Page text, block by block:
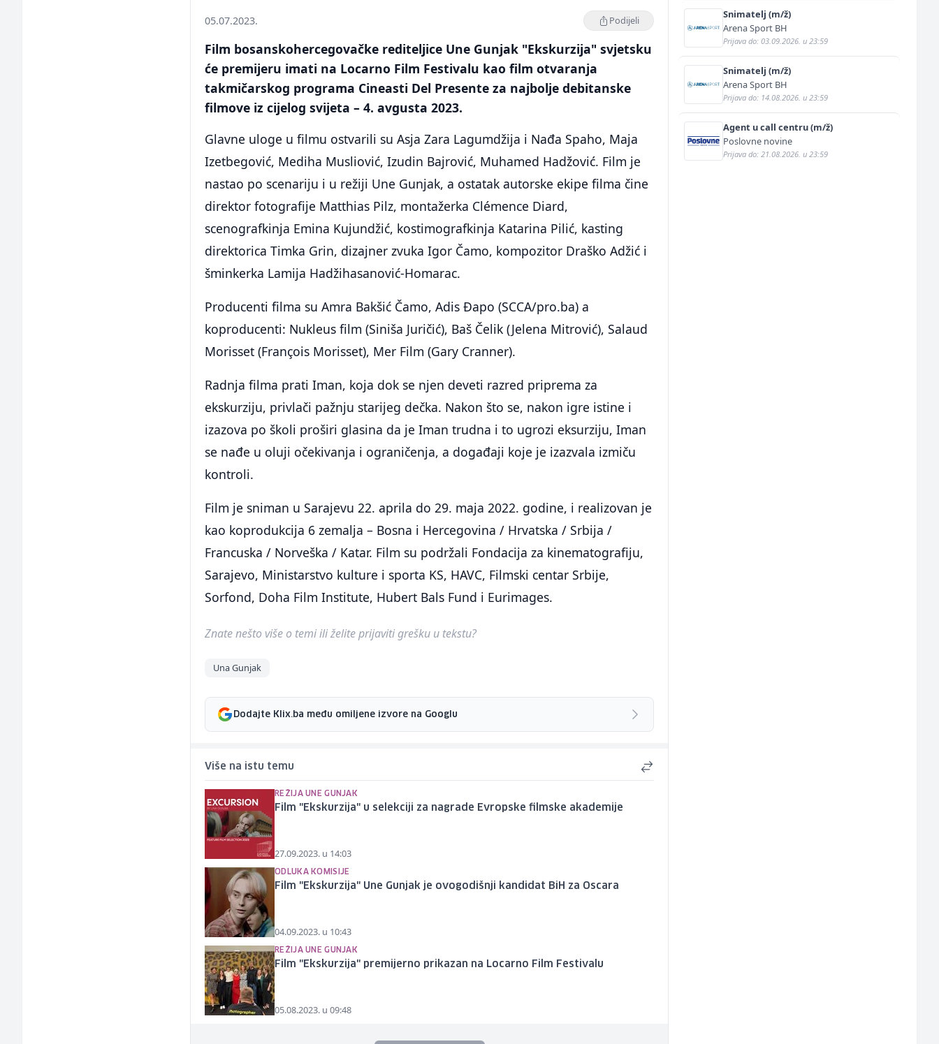
05.07.2023. Podijeli
Film bosanskohercegovačke rediteljice Une Gunjak "Ekskurzija" svjetsku
će premijeru imati na Locarno Film Festivalu kao film otvaranja
takmičarskog programa Cineasti Del Presente za najbolje debitanske
filmove iz cijelog svijeta – 4. avgusta 2023.
Glavne uloge u filmu ostvarili su Asja Zara Lagumdžija i Nađa Spaho, Maja
Izetbegović, Mediha Musliović, Izudin Bajrović, Muhamed Hadžović. Film je
nastao po scenariju i u režiji Une Gunjak, a ostatak autorske ekipe filma čine
direktor fotografije Matthias Pilz, montažerka Clémence Diard,
scenografkinja Emina Kujundžić, kostimografkinja Katarina Pilić, kasting
direktorica Timka Grin, dizajner zvuka Igor Čamo, kompozitor Draško Adžić i
šminkerka Lamija Hadžihasanović-Homarac.
Producenti filma su Amra Bakšić Čamo, Adis Đapo (SCCA/pro.ba) a
koproducenti: Nukleus film (Siniša Juričić), Baš Čelik (Jelena Mitrović), Salaud
Morisset (François Morisset), Mer Film (Gary Cranner).
Radnja filma prati Iman, koja dok se njen deveti razred priprema za
ekskurziju, privlači pažnju starijeg dečka. Nakon što se, nakon igre istine i
izazova po školi proširi glasina da je Iman trudna i to ugrozi eksurziju, Iman
se nađe u oluji očekivanja i ograničenja, a događaji koje je izazvala izmiču
kontroli.
Film je sniman u Sarajevu 22. aprila do 29. maja 2022. godine, i realizovan je
kao koprodukcija 6 zemalja – Bosna i Hercegovina / Hrvatska / Srbija /
Francuska / Norveška / Katar. Film su podržali Fondacija za kinematografiju,
Sarajevo, Ministarstvo kulture i sporta KS, HAVC, Filmski centar Srbije,
Sorfond, Doha Film Institute, Hubert Bals Fund i Eurimages.
Znate nešto više o temi ili želite prijaviti grešku u tekstu?
Una Gunjak
Dodajte Klix.ba među omiljene izvore na Googlu
Više na istu temu
REŽIJA UNE GUNJAK
Film "Ekskurzija" u selekciji za nagrade Evropske filmske akademije
27.09.2023. u 14:03
ODLUKA KOMISIJE
Film "Ekskurzija" Une Gunjak je ovogodišnji kandidat BiH za Oscara
04.09.2023. u 10:43
REŽIJA UNE GUNJAK
Film "Ekskurzija" premijerno prikazan na Locarno Film Festivalu
05.08.2023. u 09:48
Snimatelj (m/ž)
Arena Sport BH
Prijava do: 03.09.2026. u 23:59
Snimatelj (m/ž)
Arena Sport BH
Prijava do: 14.08.2026. u 23:59
Agent u call centru (m/ž)
Poslovne novine
Prijava do: 21.08.2026. u 23:59